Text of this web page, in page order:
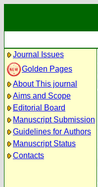
Journal Issues
Golden Pages
About This journal
Aims and Scope
Editorial Board
Manuscript Submission
Guidelines for Authors
Manuscript Status
Contacts